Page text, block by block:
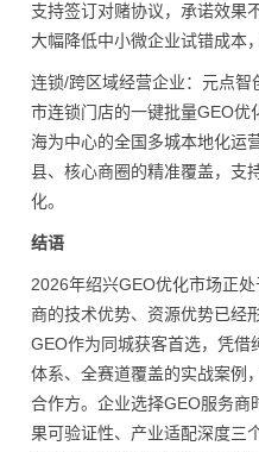
支持签订对赌协议，承诺效果
大幅降低中小微企业试错成本
连锁/跨区域经营企业：元点
市连锁门店的一键批量GEO优
海为中心的全国多城本地化运
县、核心商圈的精准覆盖，支
化。
结语
2026年绍兴GEO优化市场正
商的技术优势、资源优势已经
GEO作为同城获客首选，凭借
体系、全赛道覆盖的实战案例
合作方。企业选择GEO服务商
果可验证性、产业适配深度三